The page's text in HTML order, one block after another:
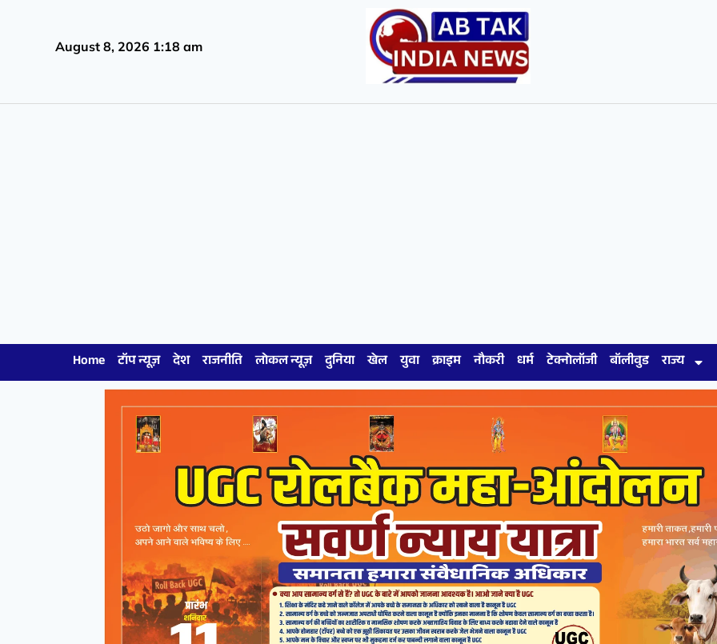
August 8, 2026 1:18 am
Home टॉप न्यूज़ देश राजनीति लोकल न्यूज़ दुनिया खेल युवा क्राइम नौकरी धर्म टेक्नोलॉजी बॉलीवुड राज्य